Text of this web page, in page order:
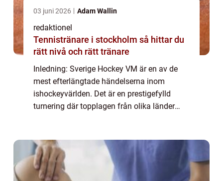
03 juni 2026 Adam Wallin
redaktionel
Tennistränare i stockholm så hittar du
rätt nivå och rätt tränare
Inledning: Sverige Hockey VM är en av de
mest efterlängtade händelserna inom
ishockeyvärlden. Det är en prestigefylld
turnering där topplagen från olika länder
öve...